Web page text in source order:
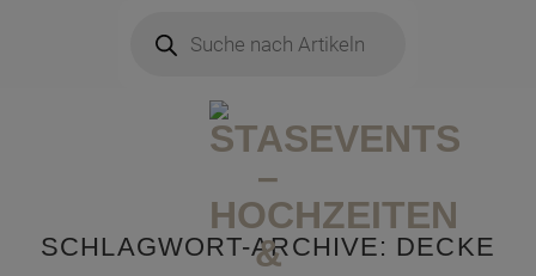
search
SCHLAGWORT-ARCHIVE: DECKE